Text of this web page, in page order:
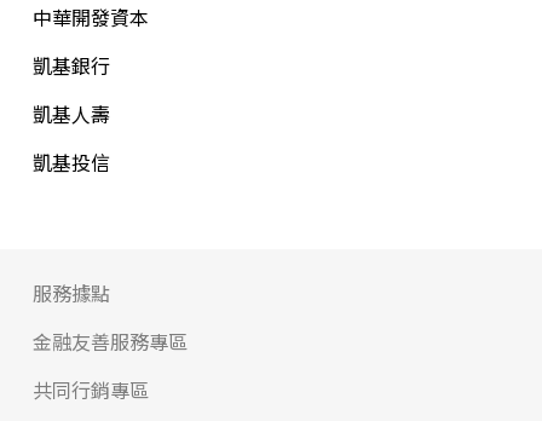
中華開發資本
凱基銀行
凱基人壽
凱基投信
服務據點
金融友善服務專區
共同行銷專區